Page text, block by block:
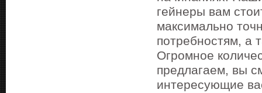
гейнеры вам
максимально
потребностям, а
Огромное
предлагаем, вы
интересующие